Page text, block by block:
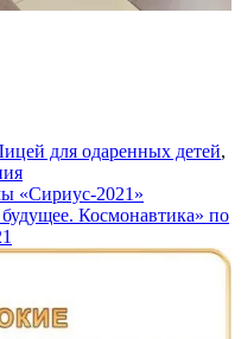
для одаренных детей,
«Сириус-2021»
Космонавтика» по